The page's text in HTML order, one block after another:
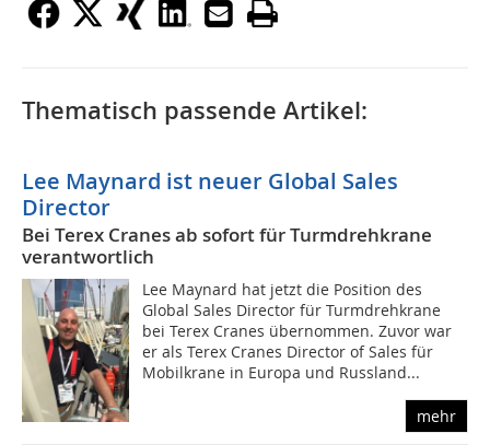
Thematisch passende Artikel:
Lee Maynard ist neuer Global Sales
Director
Bei Terex Cranes ab sofort für Turmdrehkrane
verantwortlich
Lee Maynard hat jetzt die Position des
Global Sales Director für Turmdrehkrane
bei Terex Cranes übernommen. Zuvor war
er als Terex Cranes Director of Sales für
Mobilkrane in Europa und Russland...
mehr